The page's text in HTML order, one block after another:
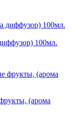
100мл.
(арома